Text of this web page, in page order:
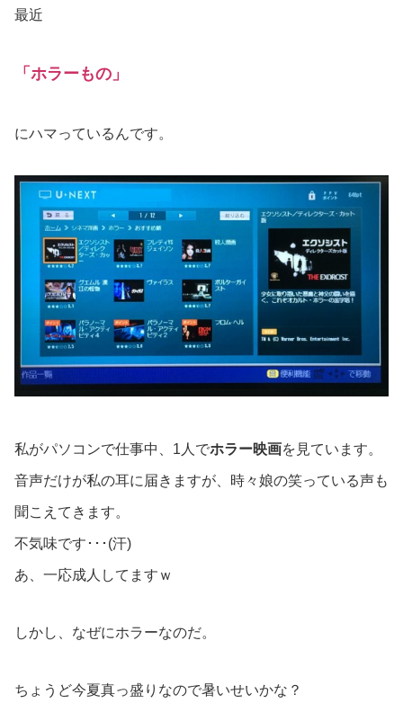
最近
「ホラーもの」
にハマっているんです。
私がパソコンで仕事中、1人でホラー映画を見ています。
音声だけが私の耳に届きますが、時々娘の笑っている声も
聞こえてきます。
不気味です･･･(汗)
あ、一応成人してますｗ
しかし、なぜにホラーなのだ。
ちょうど今夏真っ盛りなので暑いせいかな？